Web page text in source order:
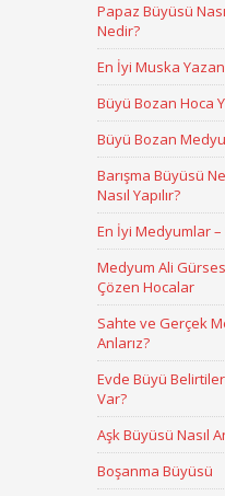
Papaz Büyüsü
Nedir?
En İyi Muska
Büyü Bozan Hoca
Büyü Bozan
Barışma Büyüsü
Nasıl Yapılır?
En İyi Medyumlar
Medyum Ali
Çözen Hocalar
Sahte ve Gerçek
Anlarız?
Evde Büyü
Var?
Aşk Büyüsü Nasıl
Boşanma Büyüsü